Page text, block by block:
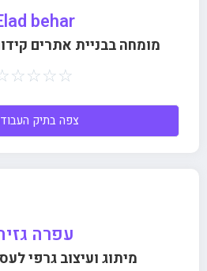
behar
מומחה בבניית אתרים
☆
☆
☆
☆
צפה בתיק
עפרה
מיתוג ועיצוב גרפי